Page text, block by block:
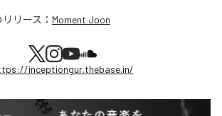
リース： Moment Joon
inceptiongur.thebase.in/